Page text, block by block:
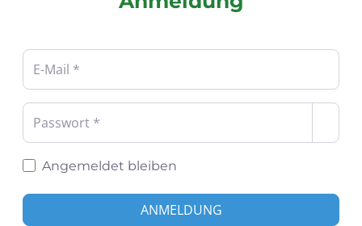
Benutzername oder E-Mail-Adresse
Passwort
Angemeldet bleiben
ANMELDUNG